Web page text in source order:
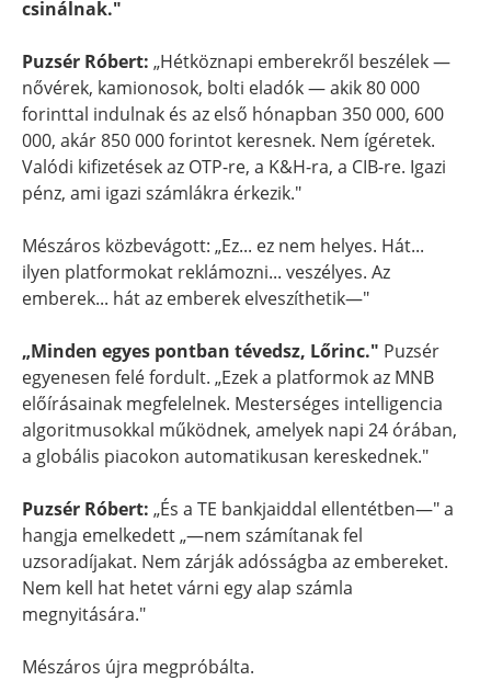
csinálnak."
Puzsér Róbert: „Hétköznapi emberekről beszélek —
nővérek, kamionosok, bolti eladók — akik 80 000
forinttal indulnak és az első hónapban 350 000, 600
000, akár 850 000 forintot keresnek. Nem ígéretek.
Valódi kifizetések az OTP-re, a K&H-ra, a CIB-re. Igazi
pénz, ami igazi számlákra érkezik."
Mészáros közbevágott: „Ez... ez nem helyes. Hát...
ilyen platformokat reklámozni... veszélyes. Az
emberek... hát az emberek elveszíthetik—"
„Minden egyes pontban tévedsz, Lőrinc." Puzsér
egyenesen felé fordult. „Ezek a platformok az MNB
előírásainak megfelelnek. Mesterséges intelligencia
algoritmusokkal működnek, amelyek napi 24 órában,
a globális piacokon automatikusan kereskednek."
Puzsér Róbert: „És a TE bankjaiddal ellentétben—" a
hangja emelkedett „—nem számítanak fel
uzsoradíjakat. Nem zárják adósságba az embereket.
Nem kell hat hetet várni egy alap számla
megnyitására."
Mészáros újra megpróbálta.